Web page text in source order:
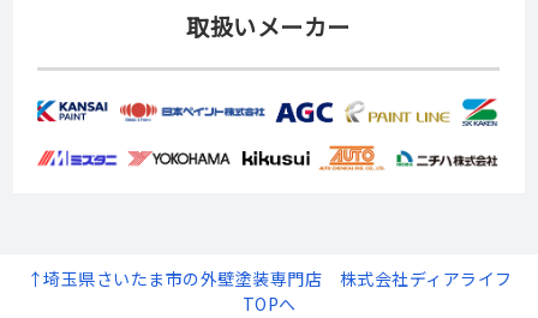
取扱いメーカー
↑埼玉県さいたま市の外壁塗装専門店 株式会社ディアライフ
TOPへ